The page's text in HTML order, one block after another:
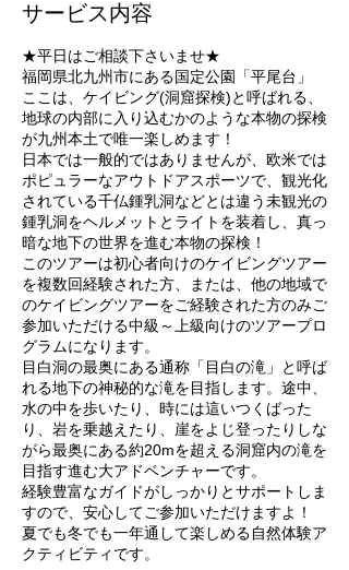
サービス内容
★平日はご相談下さいませ★
福岡県北九州市にある国定公園「平尾台」
ここは、ケイビング(洞窟探検)と呼ばれる、
地球の内部に入り込むかのような本物の探検
が九州本土で唯一楽しめます！
日本では一般的ではありませんが、欧米では
ポピュラーなアウトドアスポーツで、観光化
されている千仏鍾乳洞などとは違う未観光の
鍾乳洞をヘルメットとライトを装着し、真っ
暗な地下の世界を進む本物の探検！
このツアーは初心者向けのケイビングツアー
を複数回経験された方、または、他の地域で
のケイビングツアーをご経験された方のみご
参加いただける中級～上級向けのツアープロ
グラムになります。
目白洞の最奥にある通称「目白の滝」と呼ば
れる地下の神秘的な滝を目指します。途中、
水の中を歩いたり、時には這いつくばった
り、岩を乗越えたり、崖をよじ登ったりしな
がら最奥にある約20mを超える洞窟内の滝を
目指す進む大アドベンチャーです。
経験豊富なガイドがしっかりとサポートしま
すので、安心してご参加いただけますよ！
夏でも冬でも一年通して楽しめる自然体験ア
クティビティです。